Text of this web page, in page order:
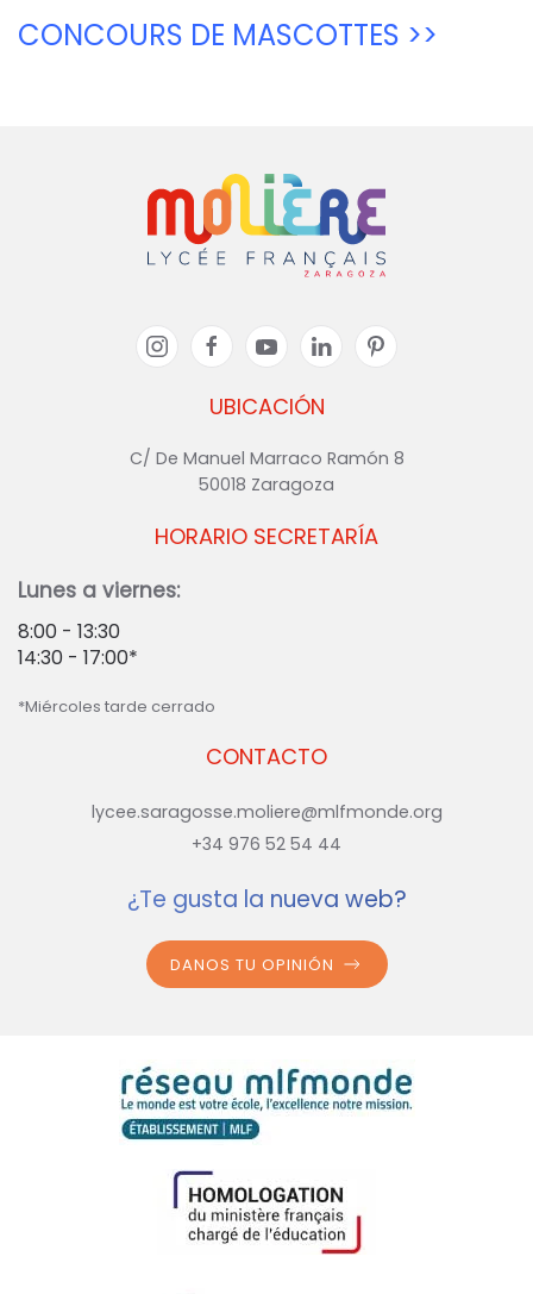
CONCOURS DE MASCOTTES >>
UBICACIÓN
C/ De Manuel Marraco Ramón 8
50018 Zaragoza
CONTACTO
lycee.saragosse.moliere@mlfmonde.org
+34 976 52 54 44
HORARIO SECRETARÍA
Lunes a viernes:
8:00 - 13:30
14:30 - 17:00*
*Miércoles tarde cerrado
¿Te gusta la nueva web?
DANOS TU OPINIÓN